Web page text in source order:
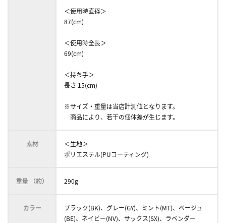
＜使用時直径＞
87(cm)
＜使用時全長＞
69(cm)
＜持ち手＞
長さ 15(cm)
※サイズ・重量は当店計測値となります。
商品により、若干の個体差が生じます。
素材
＜生地＞
ポリエステル(PUコーティング)
重量 （約） 290g
カラー
ブラック(BK)、グレー(GY)、ミント(MT)、ベージュ
(BE)、ネイビー(NV)、サックス(SX)、ラベンダー